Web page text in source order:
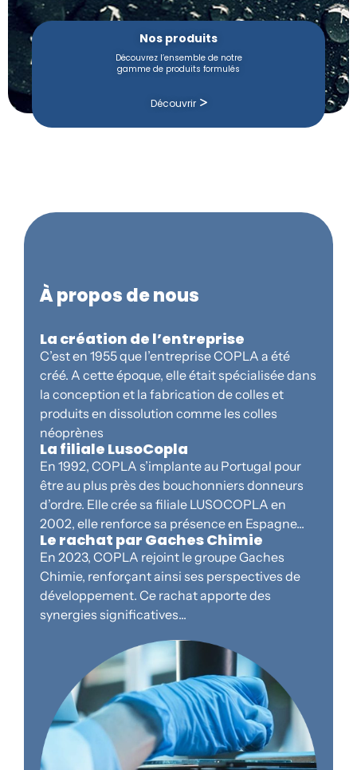
Nos produits
Découvrez l’ensemble de notre
gamme de produits formulés
Découvrir
À propos de nous
La création de l’entreprise
C’est en 1955 que l’entreprise COPLA a été
créé. A cette époque, elle était spécialisée dans
la conception et la fabrication de colles et
produits en dissolution comme les colles
néoprènes
La filiale LusoCopla
En 1992, COPLA s’implante au Portugal pour
être au plus près des bouchonniers donneurs
d’ordre. Elle crée sa filiale LUSOCOPLA en
2002, elle renforce sa présence en Espagne...
Le rachat par Gaches Chimie
En 2023, COPLA rejoint le groupe Gaches
Chimie, renforçant ainsi ses perspectives de
développement. Ce rachat apporte des
synergies significatives...